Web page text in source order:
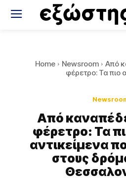
Home Newsroom
Από
φέρετρο: Τα πιο
Από
φέρετρο: Τα
αντικείμενα
στους